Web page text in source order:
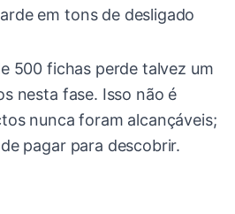
em tons de desligado
500 fichas perde talvez um
nesta fase. Isso não é
nunca foram alcançáveis;
pagar para descobrir.